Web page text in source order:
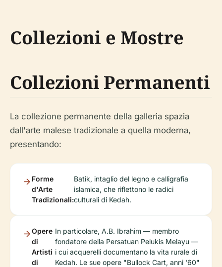
Collezioni e Mostre
Collezioni Permanenti
La collezione permanente della galleria spazia
dall'arte malese tradizionale a quella moderna,
presentando:
Forme
d'Arte
Tradizionali:
Batik, intaglio del legno e calligrafia
islamica, che riflettono le radici
culturali di Kedah.
Opere
di
Artisti
di
In particolare, A.B. Ibrahim — membro
fondatore della Persatuan Pelukis Melayu —
i cui acquerelli documentano la vita rurale di
Kedah. Le sue opere "Bullock Cart, anni '60"